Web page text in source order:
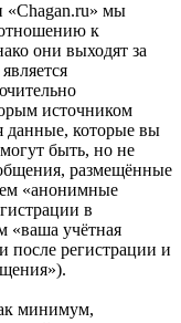
«Chagan.ru» мы
к
они выходят за
источником
данные, которые вы
быть, но не
размещённые
«анонимные
в
«ваша учётная
после регистрации и
минимум,